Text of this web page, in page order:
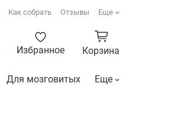
Как собрать Отзывы Еще
Избранное Корзина
Для мозговитых Еще